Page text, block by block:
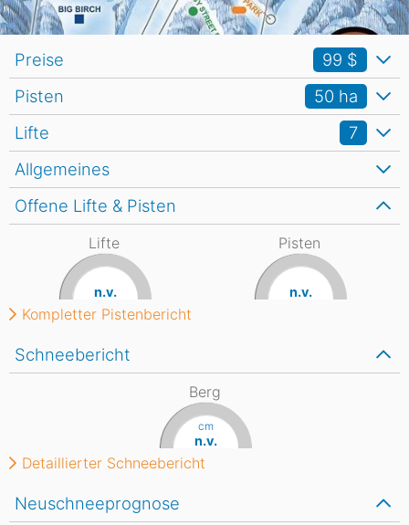
Allgemeines
Lifte 7
Pisten 50 ha
Schneebericht
Berg
cm
n.v.
Detaillierter Schneebericht
Neuschneeprognose
Offene Lifte & Pisten
Lifte
n.v.
Pisten
n.v.
Kompletter Pistenbericht
Preise 99 $